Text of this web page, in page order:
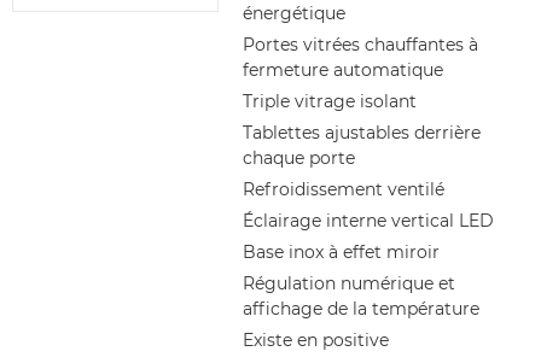
énergétique
Portes vitrées chauffantes à
fermeture automatique
Triple vitrage isolant
Tablettes ajustables derrière
chaque porte
Refroidissement ventilé
Éclairage interne vertical LED
Base inox à effet miroir
Régulation numérique et
affichage de la température
Existe en positive